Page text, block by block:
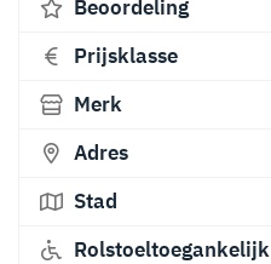
Beoordeling
Prijsklasse
Merk
Adres
Stad
Rolstoeltoegankelijk